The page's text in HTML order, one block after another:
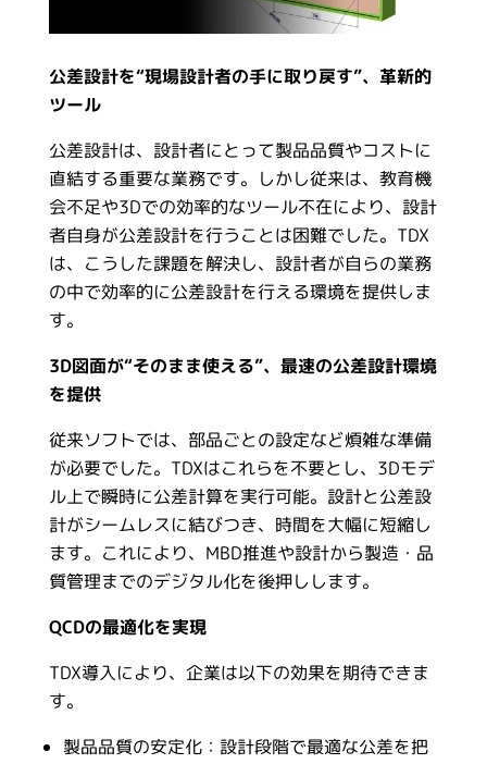
公差設計を“現場設計者の手に取り戻す”、革新的
ツール
公差設計は、設計者にとって製品品質やコストに
直結する重要な業務です。しかし従来は、教育機
会不足や3Dでの効率的なツール不在により、設計
者自身が公差設計を行うことは困難でした。TDX
は、こうした課題を解決し、設計者が自らの業務
の中で効率的に公差設計を行える環境を提供しま
す。
3D図面が“そのまま使える”、最速の公差設計環境
を提供
従来ソフトでは、部品ごとの設定など煩雑な準備
が必要でした。TDXはこれらを不要とし、3Dモデ
ル上で瞬時に公差計算を実行可能。設計と公差設
計がシームレスに結びつき、時間を大幅に短縮し
ます。これにより、MBD推進や設計から製造・品
質管理までのデジタル化を後押しします。
QCDの最適化を実現
TDX導入により、企業は以下の効果を期待できま
す。
製品品質の安定化：設計段階で最適な公差を把